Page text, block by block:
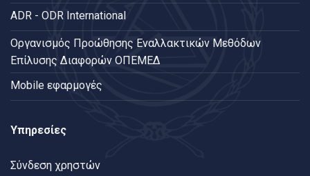
ADR - ODR International
Oργανισμός Προώθησης Εναλλακτικών Μεθόδων
Επίλυσης Διαφορών ΟΠΕΜΕΔ
Mobile εφαρμογές
Υπηρεσίες
Σύνδεση χρηστών